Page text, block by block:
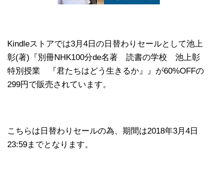
Kindleストアでは3月4日の日替わりセールとして池上
彰(著)『別冊NHK100分de名著 読書の学校 池上彰
特別授業 『君たちはどう生きるか』』が60%OFFの
299円で販売されています。
こちらは日替わりセールの為、期間は2018年3月4日
23:59までとなります。